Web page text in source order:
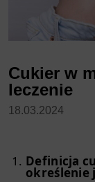
Cukier w
leczenie
18.03.2024
Definicja
określenie